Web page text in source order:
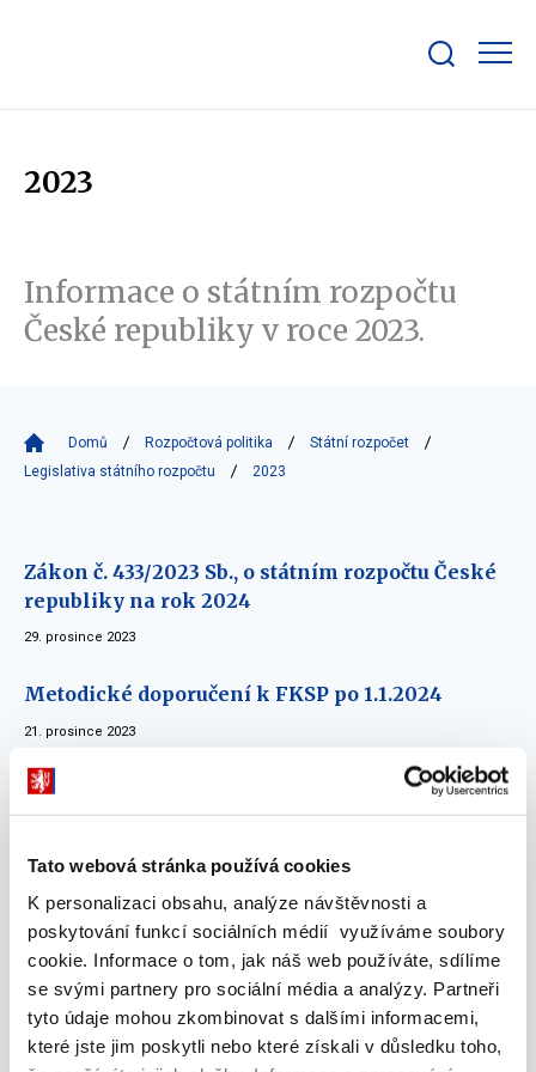
Tato webová stránka používá cookies
K personalizaci obsahu, analýze návštěvnosti a
poskytování funkcí sociálních médií využíváme soubory
cookie. Informace o tom, jak náš web používáte, sdílíme
se svými partnery pro sociální média a analýzy. Partneři
tyto údaje mohou zkombinovat s dalšími informacemi,
které jste jim poskytli nebo které získali v důsledku toho,
bar
2023
Informace o státním rozpočtu
České republiky v roce 2023.
Domů Rozpočtová politika
Státní rozpočet
Legislativa státního rozpočtu
2023
Zákon č. 433/2023 Sb., o státním rozpočtu České
republiky na rok 2024
29. prosince 2023
Metodické doporučení k FKSP po 1.1.2024
21. prosince 2023
Vyhláška č. 333/2023 Sb.
Informace k finančnímu vypořádání vztahů se
státním rozpočtem za rok 2023
Zákon č. 449/2022 Sb., o státním rozpočtu České
republiky na rok 2023